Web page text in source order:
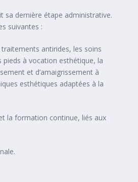
sa dernière étape administrative.
suivantes :
antirides, les soins
à vocation esthétique, la
et d’amaigrissement à
esthétiques adaptées à la
la formation continue, liés aux